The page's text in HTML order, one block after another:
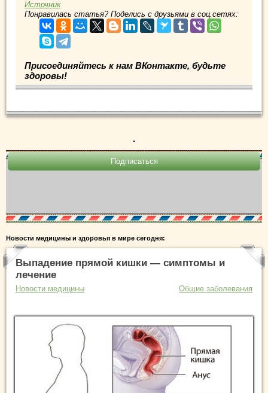
Источник
Понравилась статья? Поделись с друзьями в соц.сетях:
Присоединяйтесь к нам ВКонтакте, будьте
здоровы!
.
Новости медицины и здоровья в мире сегодня:
Выпадение прямой кишки — симптомы и
лечение
Новости медицины Общие заболевания